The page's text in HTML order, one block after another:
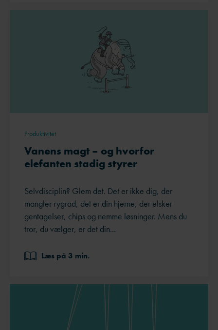
Produktivitet
Vanens magt – og hvorfor
elefanten stadig styrer
Selvdisciplin? Glem det. Det er ikke dig, der
mangler rygrad, det er din hjerne, der elsker
gentagelser, chips og nemme løsninger. Mens du
tror, du vælger, er det din...
Læs på 3 min.